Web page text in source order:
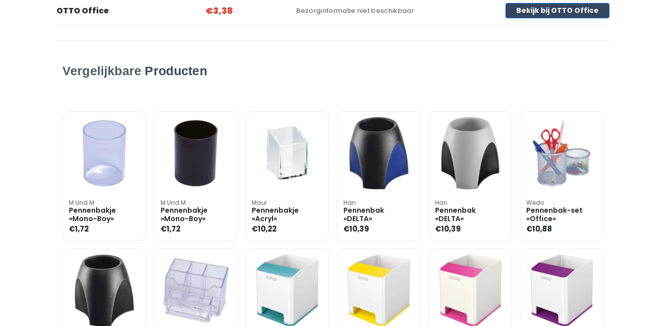
OTTO Office €3,38 Bezorginformatie niet beschikbaar Bekijk bij OTTO Office
Vergelijkbare Producten
M Und M
Pennenbakje
»Mono-Boy«
€1,72
M Und M
Pennenbakje
»Mono-Boy«
€1,72
Maul
Pennenbakje
»Acryl«
€10,22
Han
Pennenbak
»DELTA«
€10,39
Han
Pennenbak
»DELTA«
€10,39
Wedo
Pennenbak-set
»Office«
€10,88